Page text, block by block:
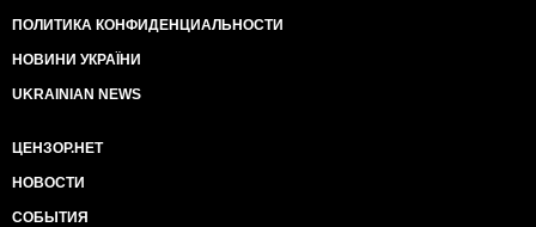
ПОЛИТИКА КОНФИДЕНЦИАЛЬНОСТИ
НОВИНИ УКРАЇНИ
UKRAINIAN NEWS
ЦЕНЗОР.НЕТ
НОВОСТИ
СОБЫТИЯ